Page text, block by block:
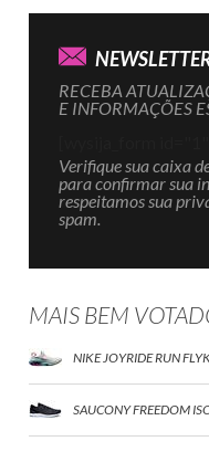
RECEBA
E INFORMAÇÕES
Verifique sua caixa
para confirmar sua
respeitamos sua
spam.
MAIS BEM
NIKE JOYRIDE RUN
SAUCONY FREEDOM